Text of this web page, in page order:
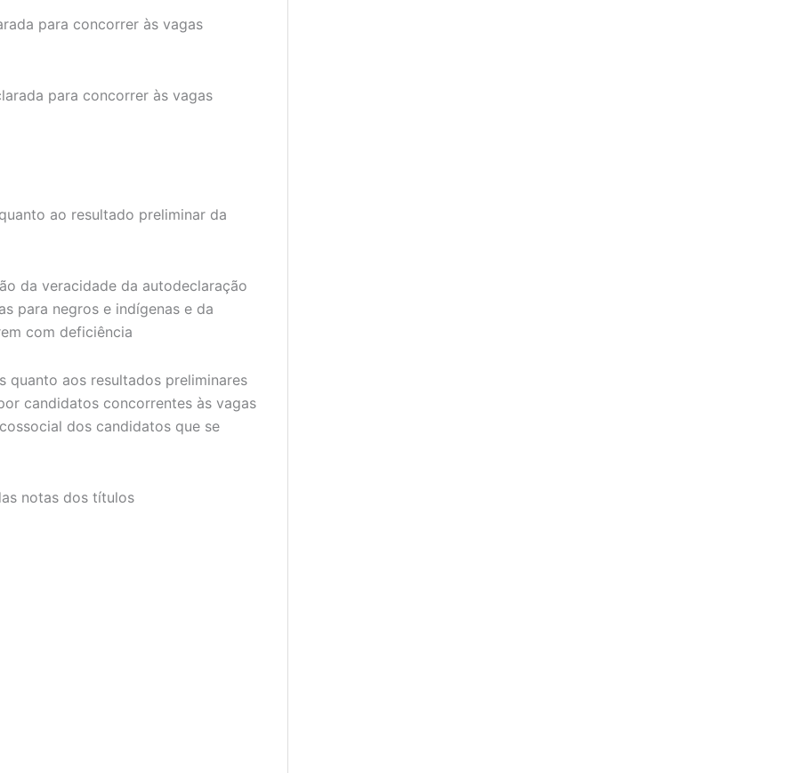
para concorrer às vagas
para concorrer às vagas
ao resultado preliminar da
da veracidade da autodeclaração
para negros e indígenas e da
com deficiência
quanto aos resultados preliminares
candidatos concorrentes às vagas
dos candidatos que se
notas dos títulos